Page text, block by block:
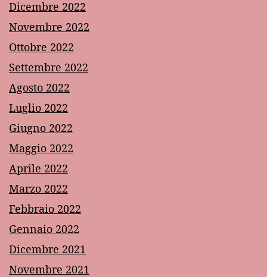
Dicembre 2022
Novembre 2022
Ottobre 2022
Settembre 2022
Agosto 2022
Luglio 2022
Giugno 2022
Maggio 2022
Aprile 2022
Marzo 2022
Febbraio 2022
Gennaio 2022
Dicembre 2021
Novembre 2021